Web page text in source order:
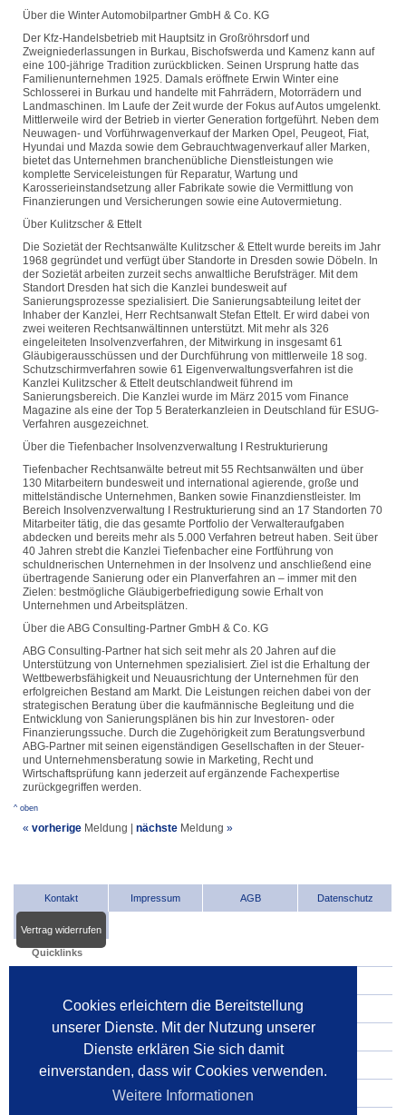
Cookies erleichtern die Bereitstellung
unserer Dienste. Mit der Nutzung unserer
Dienste erklären Sie sich damit
einverstanden, dass wir Cookies verwenden.
Weitere Informationen
Über die Winter Automobilpartner GmbH & Co. KG
Der Kfz-Handelsbetrieb mit Hauptsitz in Großröhrsdorf und
Zweigniederlassungen in Burkau, Bischofswerda und Kamenz kann auf
eine 100-jährige Tradition zurückblicken. Seinen Ursprung hatte das
Familienunternehmen 1925. Damals eröffnete Erwin Winter eine
Schlosserei in Burkau und handelte mit Fahrrädern, Motorrädern und
Landmaschinen. Im Laufe der Zeit wurde der Fokus auf Autos umgelenkt.
Mittlerweile wird der Betrieb in vierter Generation fortgeführt. Neben dem
Neuwagen- und Vorführwagenverkauf der Marken Opel, Peugeot, Fiat,
Hyundai und Mazda sowie dem Gebrauchtwagenverkauf aller Marken,
bietet das Unternehmen branchenübliche Dienstleistungen wie
komplette Serviceleistungen für Reparatur, Wartung und
Karosserieinstandsetzung aller Fabrikate sowie die Vermittlung von
Finanzierungen und Versicherungen sowie eine Autovermietung.
Über Kulitzscher & Ettelt
Die Sozietät der Rechtsanwälte Kulitzscher & Ettelt wurde bereits im Jahr
1968 gegründet und verfügt über Standorte in Dresden sowie Döbeln. In
der Sozietät arbeiten zurzeit sechs anwaltliche Berufsträger. Mit dem
Standort Dresden hat sich die Kanzlei bundesweit auf
Sanierungsprozesse spezialisiert. Die Sanierungsabteilung leitet der
Inhaber der Kanzlei, Herr Rechtsanwalt Stefan Ettelt. Er wird dabei von
zwei weiteren Rechtsanwältinnen unterstützt. Mit mehr als 326
eingeleiteten Insolvenzverfahren, der Mitwirkung in insgesamt 61
Gläubigerausschüssen und der Durchführung von mittlerweile 18 sog.
Schutzschirmverfahren sowie 61 Eigenverwaltungsverfahren ist die
Kanzlei Kulitzscher & Ettelt deutschlandweit führend im
Sanierungsbereich. Die Kanzlei wurde im März 2015 vom Finance
Magazine als eine der Top 5 Beraterkanzleien in Deutschland für ESUG-
Verfahren ausgezeichnet.
Über die Tiefenbacher Insolvenzverwaltung I Restrukturierung
Tiefenbacher Rechtsanwälte betreut mit 55 Rechtsanwälten und über
130 Mitarbeitern bundesweit und international agierende, große und
mittelständische Unternehmen, Banken sowie Finanzdienstleister. Im
Bereich Insolvenzverwaltung I Restrukturierung sind an 17 Standorten 70
Mitarbeiter tätig, die das gesamte Portfolio der Verwalteraufgaben
abdecken und bereits mehr als 5.000 Verfahren betreut haben. Seit über
40 Jahren strebt die Kanzlei Tiefenbacher eine Fortführung von
schuldnerischen Unternehmen in der Insolvenz und anschließend eine
übertragende Sanierung oder ein Planverfahren an – immer mit den
Zielen: bestmögliche Gläubigerbefriedigung sowie Erhalt von
Unternehmen und Arbeitsplätzen.
Über die ABG Consulting-Partner GmbH & Co. KG
ABG Consulting-Partner hat sich seit mehr als 20 Jahren auf die
Unterstützung von Unternehmen spezialisiert. Ziel ist die Erhaltung der
Wettbewerbsfähigkeit und Neuausrichtung der Unternehmen für den
erfolgreichen Bestand am Markt. Die Leistungen reichen dabei von der
strategischen Beratung über die kaufmännische Begleitung und die
Entwicklung von Sanierungsplänen bis hin zur Investoren- oder
Finanzierungssuche. Durch die Zugehörigkeit zum Beratungsverbund
ABG-Partner mit seinen eigenständigen Gesellschaften in der Steuer-
und Unternehmensberatung sowie in Marketing, Recht und
Wirtschaftsprüfung kann jederzeit auf ergänzende Fachexpertise
zurückgegriffen werden.
^ oben
« vorherige Meldung nächste Meldung »
Kontakt Impressum AGB Datenschutz
Vertrag widerrufen
Quicklinks
INDat.extra
Dienstleister im Internet